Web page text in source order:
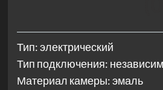
Тип: электрический
Тип подключения:
Материал камеры: эмаль